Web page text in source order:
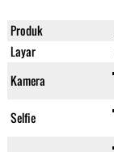
Produk
Layar
Kamera
Selfie